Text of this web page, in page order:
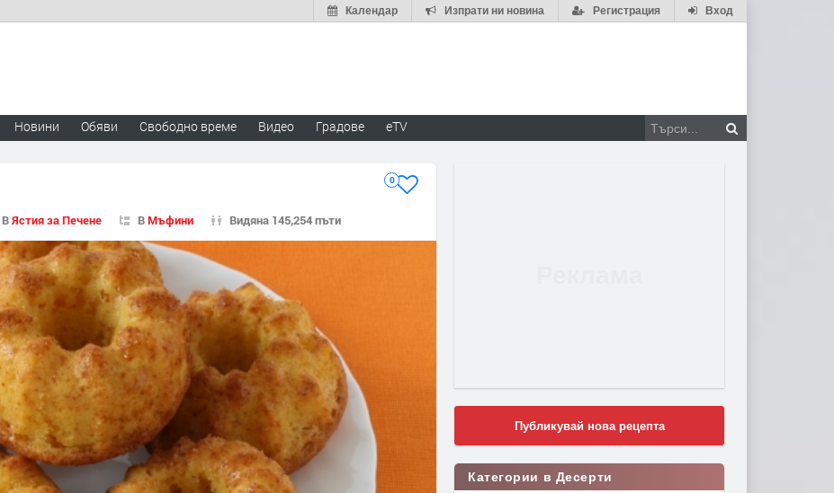
Вход
Регистрация
Изпрати ни новина
Календар
Новини Обяви Свободно време Видео Градове eTV
0
ВЯстия за Печене ВМъфини Видяна 145,254 пъти
Публикувай нова рецепта
Категории в Десерти